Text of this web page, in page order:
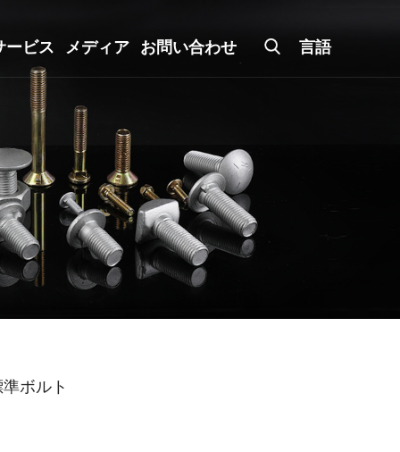
ービス メディア お問い合わせ 言語
ボルト